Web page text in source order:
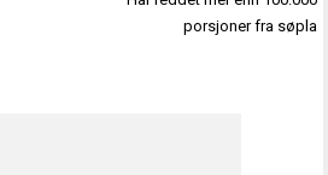
porsjoner fra søpla